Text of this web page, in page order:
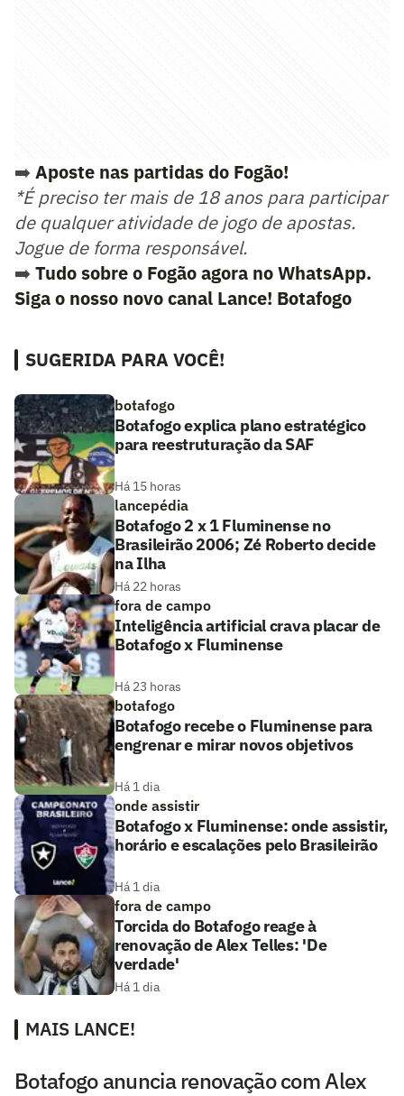
➡️ Aposte nas partidas do Fogão!
*É preciso ter mais de 18 anos para participar
de qualquer atividade de jogo de apostas.
Jogue de forma responsável.
➡️ Tudo sobre o Fogão agora no WhatsApp.
Siga o nosso novo canal Lance! Botafogo
SUGERIDA PARA VOCÊ!
botafogo
Botafogo explica plano estratégico
para reestruturação da SAF
Há 15 horas
lancepédia
Botafogo 2 x 1 Fluminense no
Brasileirão 2006; Zé Roberto decide
na Ilha
Há 22 horas
fora de campo
Inteligência artificial crava placar de
Botafogo x Fluminense
Há 23 horas
botafogo
Botafogo recebe o Fluminense para
engrenar e mirar novos objetivos
Há 1 dia
onde assistir
Botafogo x Fluminense: onde assistir,
horário e escalações pelo Brasileirão
Há 1 dia
fora de campo
Torcida do Botafogo reage à
renovação de Alex Telles: 'De
verdade'
Há 1 dia
MAIS LANCE!
Botafogo anuncia renovação com Alex